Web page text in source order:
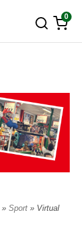
0
» Sport » Virtual